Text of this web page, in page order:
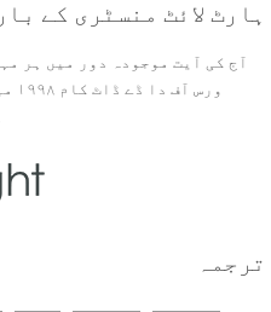
ہارٹ لائٹ منسٹری کے
ترجمہ